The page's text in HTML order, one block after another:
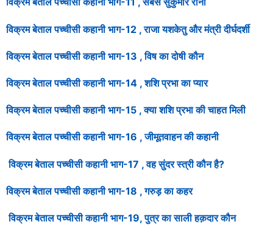
विक्रम बेतालपच्चीसीकहानी भाग-12 , राजा यशकेतु और मंत्री दीर्घदर्शी
विक्रम बेतालपच्चीसीकहानी भाग-13 , विष का दोषी कौन
विक्रम बेतालपच्चीसीकहानी भाग-14 , शशि प्रभा का प्यार
विक्रम बेतालपच्चीसीकहानी भाग-15 , क्या शशि प्रभा की चाहत मिली
विक्रम बेतालपच्चीसीकहानी भाग-16 , जीमूतवाहन की कहानी
विक्रम बेताल पच्चीसी कहानी भाग-17 , वह सुंदर स्त्री कौन है?
विक्रम बेताल पच्चीसी कहानी भाग-18 , गरुड़ का कहर
विक्रम बेताल पच्चीसी कहानी भाग-19, पुत्र का साली हक़दार कौन